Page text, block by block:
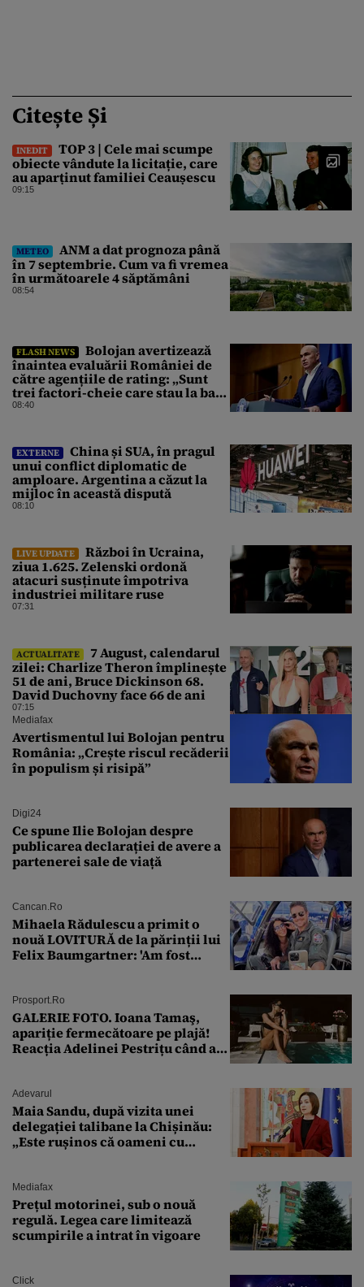
Citește Și
INEDIT
TOP 3 | Cele mai scumpe
obiecte vândute la licitație, care
au aparținut familiei Ceaușescu
09:15
METEO
ANM a dat prognoza până
în 7 septembrie. Cum va fi vremea
în următoarele 4 săptămâni
08:54
FLASH NEWS
Bolojan avertizează
înaintea evaluării României de
către agențiile de rating: „Sunt
trei factori-cheie care stau la baza
acestor evaluări”
08:40
EXTERNE
China și SUA, în pragul
unui conflict diplomatic de
amploare. Argentina a căzut la
mijloc în această dispută
08:10
LIVE UPDATE
Război în Ucraina,
ziua 1.625. Zelenski ordonă
atacuri susținute împotriva
industriei militare ruse
07:31
ACTUALITATE
7 August, calendarul
zilei: Charlize Theron împlinește
51 de ani, Bruce Dickinson 68.
David Duchovny face 66 de ani
07:15
Mediafax
Avertismentul lui Bolojan pentru
România: „Crește riscul recăderii
în populism și risipă”
Digi24
Ce spune Ilie Bolojan despre
publicarea declarației de avere a
partenerei sale de viață
Cancan.ro
Mihaela Rădulescu a primit o
nouă LOVITURĂ de la părinții lui
Felix Baumgartner: 'Am fost
Prosport.ro
GALERIE FOTO. Ioana Tamaş,
apariție fermecătoare pe plajă!
Reacția Adelinei Pestrițu când a
Adevarul
Maia Sandu, după vizita unei
delegației talibane la Chișinău:
„Este rușinos că oameni cu
Mediafax
Prețul motorinei, sub o nouă
regulă. Legea care limitează
scumpirile a intrat în vigoare
Click